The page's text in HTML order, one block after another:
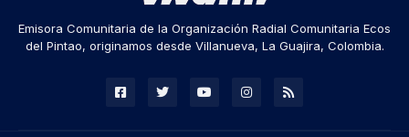
Emisora Comunitaria de la Organización Radial Comunitaria Ecos
del Pintao, originamos desde Villanueva, La Guajira, Colombia.